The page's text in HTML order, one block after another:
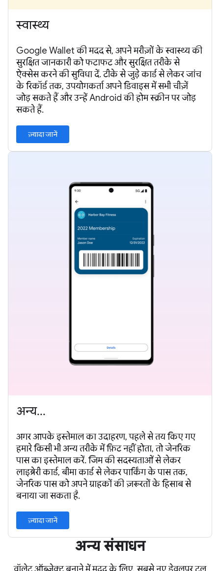
स्वास्थ्य
Google Wallet की मदद से, अपने मरीज़ों के स्वास्थ्य की
सुरक्षित जानकारी को फटाफट और सुरक्षित तरीके से
ऐक्सेस करने की सुविधा दें. टीके से जुड़े कार्ड से लेकर जांच
के रिकॉर्ड तक, उपयोगकर्ता अपने डिवाइस में सभी चीज़ें
जोड़ सकते हैं और उन्हें Android की होम स्क्रीन पर जोड़
सकते हैं.
ज़्यादा जानें
अन्य...
अगर आपके इस्तेमाल का उदाहरण, पहले से तय किए गए
हमारे किसी भी अन्य तरीके में फ़िट नहीं होता, तो जेनरिक
पास का इस्तेमाल करें. जिम की सदस्यताओं से लेकर
लाइब्रेरी कार्ड, बीमा कार्ड से लेकर पार्किंग के पास तक,
जेनरिक पास को अपने ग्राहकों की ज़रूरतों के हिसाब से
बनाया जा सकता है.
ज़्यादा जानें
अन्य संसाधन
वॉलेट ऑब्जेक्ट बनाने में मदद के लिए, सबसे नए डेवलपर टूल